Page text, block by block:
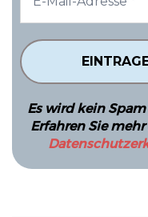
Es wird kein
Erfahren Sie